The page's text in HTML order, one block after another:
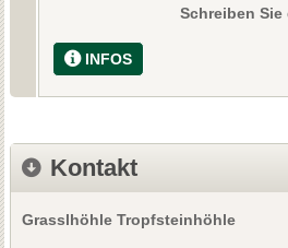
Schreiben
INFOS
Kontakt
Grasslhöhle Tropfsteinhöhle